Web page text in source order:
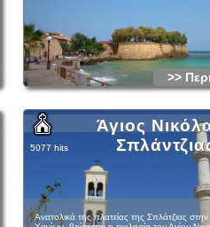
>>
Άγιος
5077 hits
Ανατολικά της πλατείας της Σπλάτζιας